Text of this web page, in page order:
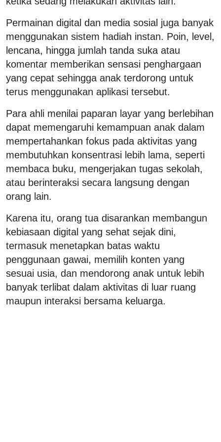
Permainan digital dan media sosial juga banyak
menggunakan sistem hadiah instan. Poin, level,
lencana, hingga jumlah tanda suka atau
komentar memberikan sensasi penghargaan
yang cepat sehingga anak terdorong untuk
terus menggunakan aplikasi tersebut.
Para ahli menilai paparan layar yang berlebihan
dapat memengaruhi kemampuan anak dalam
mempertahankan fokus pada aktivitas yang
membutuhkan konsentrasi lebih lama, seperti
membaca buku, mengerjakan tugas sekolah,
atau berinteraksi secara langsung dengan
orang lain.
Karena itu, orang tua disarankan membangun
kebiasaan digital yang sehat sejak dini,
termasuk menetapkan batas waktu
penggunaan gawai, memilih konten yang
sesuai usia, dan mendorong anak untuk lebih
banyak terlibat dalam aktivitas di luar ruang
maupun interaksi bersama keluarga.